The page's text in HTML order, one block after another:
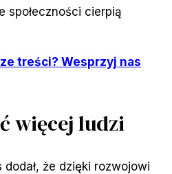
społeczności cierpią
treści? Wesprzyj nas
więcej ludzi
że dzięki rozwojowi